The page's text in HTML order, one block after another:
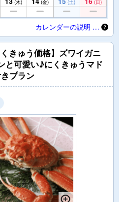
(木) (金) (土) (日)
カレンダーの説明 …
きゅう価格】ズワイガニ
と可愛い♪にくきゅうマド
プラン